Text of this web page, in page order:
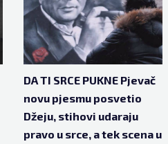
DA TI SRCE PUKNE Pjevač
novu pjesmu posvetio
Džeju, stihovi udaraju
pravo u srce, a tek scena u